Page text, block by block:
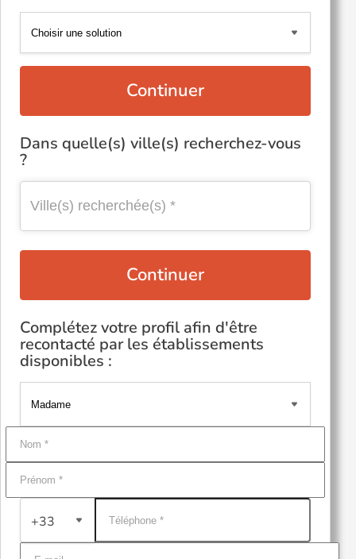
Continuer
Dans quelle(s) ville(s) recherchez-vous
?
Continuer
Complétez votre profil afin d'être
recontacté par les établissements
disponibles :
+33